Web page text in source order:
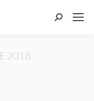
Recherche
2018